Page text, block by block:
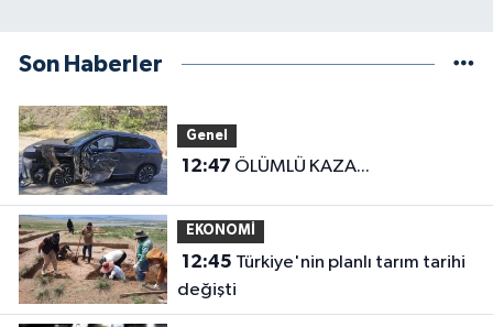
Son Haberler
Genel
12:47 ÖLÜMLÜ KAZA...
EKONOMİ
12:45
değişti